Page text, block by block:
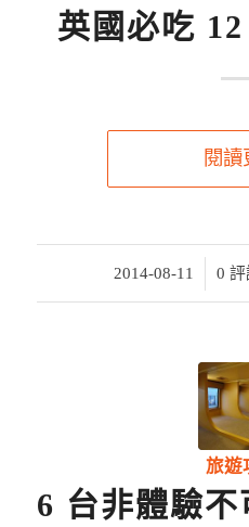
英國必吃
閱讀
2014-08-11
/ 0 評
旅遊
6 台非體驗